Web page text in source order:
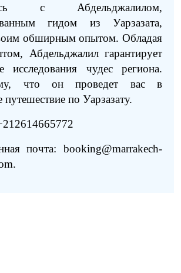
с Абдельджалилом,
гидом из Уарзазата,
обширным опытом. Обладая
Абдельджалил гарантирует
исследования чудес региона.
что он проведет вас в
путешествие по Уарзазату.
почта: booking@marrakech-